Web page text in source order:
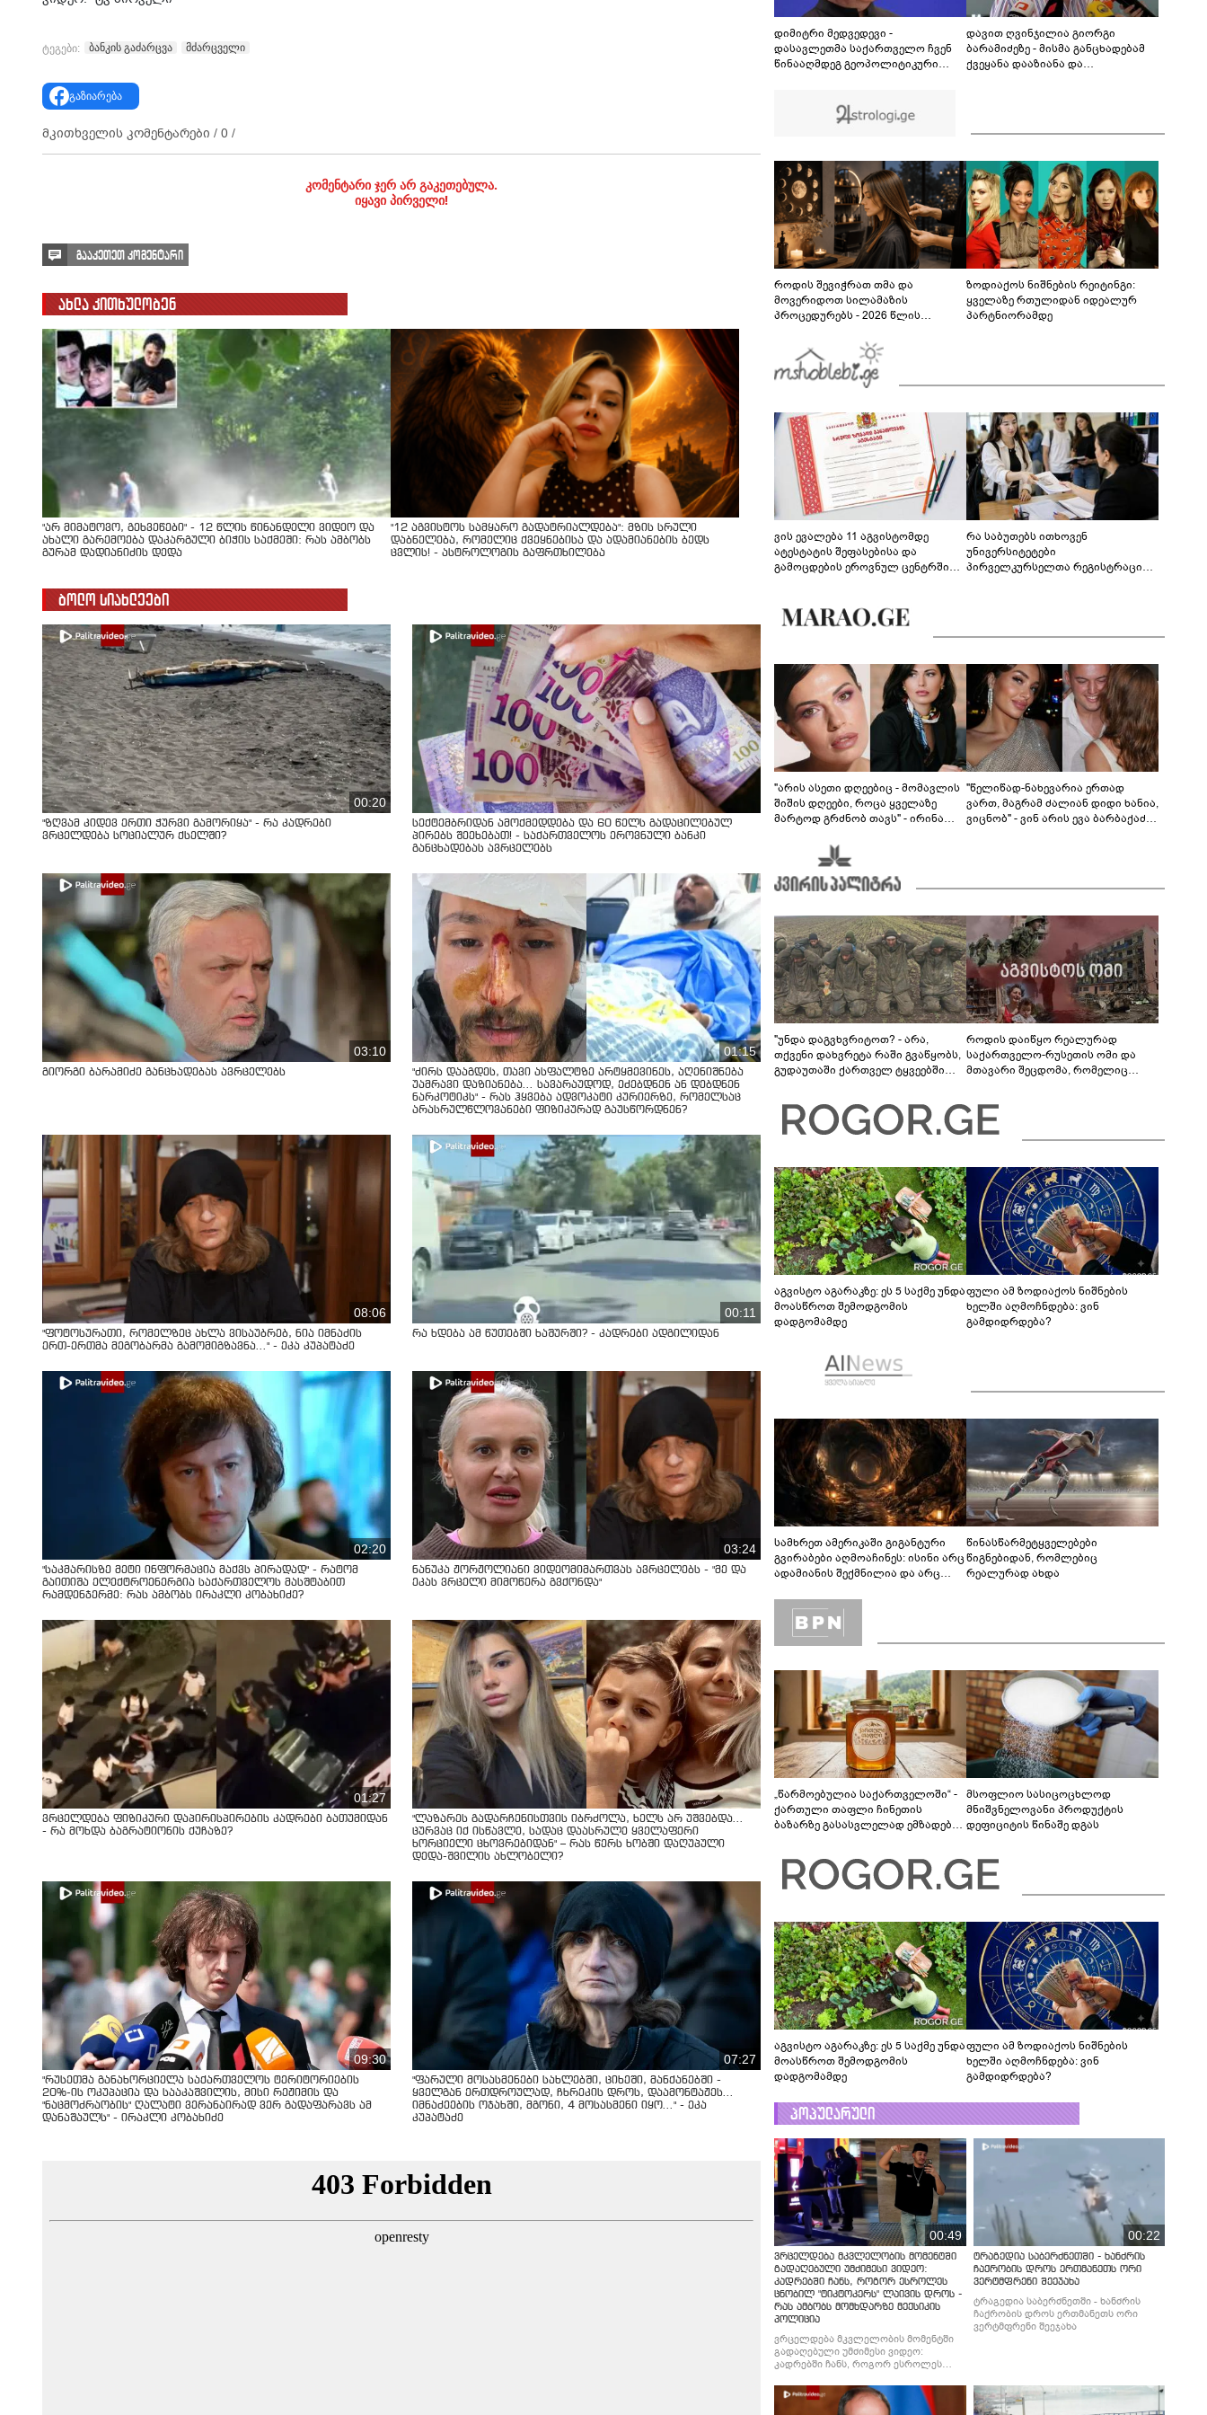
განცხადებას ავრცელებს
ტეგები: ბანკის გაძარცვა მძარცველი
გაზიარება
მკითხველის კომენტარები / 0 /
კომენტარი ჯერ არ გაკეთებულა.
იყავი პირველი!
გააკეთეთ კომენტარი
ახლა კითხულობენ
"არ მიმატოვო, გეხვეწები" - 12 წლის წინანდელი ვიდეო და
ახალი გარემოება დაკარგული ბიჭის საქმეში: რას ამბობს
გურამ დადიანიძის დედა
"12 აგვისტოს სამყარო გადატრიალდება": მზის სრული
დაბნელება, რომელიც ქვეყნებისა და ადამიანების ბედს
ცვლის! - ასტროლოგის გაფრთხილება
ბოლო სიახლეები
00:20
"ზღვამ კიდევ ერთი ჭურვი გამორიყა" - რა კადრები
ვრცელდება სოციალურ ქსელში?
სექტემბრიდან ამოქმედდება და 60 წელს გადაცილებულ
პირებს შეეხებათ! - საქართველოს ეროვნული ბანკი
განცხადებას ავრცელებს
03:10
გიორგი ბარამიძე განცხადებას ავრცელებს
01:15
"ძირს დააგდეს, თავი ასფალტზე არტყმევინეს, აღენიშნება
უამრავი დაზიანება... სავარაუდოდ, ეძებდნენ ან დებდნენ
ნარკოტიკს" - რას ჰყვება ადვოკატი კურიერზე, რომელსაც
არასრულწლოვანები ფიზიკურად გაუსწორდნენ?
08:06
"ფოტოსურათი, რომელზეც ახლა ვისაუბრებ, ნია იმნაძის
ერთ-ერთმა მეგობარმა გამომიგზავნა..." - ეკა კუპატაძე
00:11
რა ხდება ამ წუთებში ხაშურში? - კადრები ადგილიდან
02:20
"საკმარისზე მეტი ინფორმაცია მაქვს პირადად" - რატომ
გაითიშა ელექტროენერგია საქართველოს მასშტაბით
რამდენჯერმე: რას ამბობს ირაკლი კობახიძე?
03:24
ნანუკა ჟორჟოლიანი ვიდეომიმართვას ავრცელებს - "მე და
ეკას ვრცელი მიმოწერა გვქონდა"
01:27
ვრცელდება ფიზიკური დაპირისპირების კადრები ბათუმიდან
- რა მოხდა ბაგრატიონის ქუჩაზე?
"ლაზარეს გადარჩენისთვის იბრძოლა, ხელს არ უშვებდა…
ცურვაც იქ ისწავლე, სადაც დაასრულე ყველაფერი
ხორციელი ცხოვრებიდან" – რას წერს ხობში დაღუპული
დედა-შვილის ახლობელი?
09:30
"რუსეთმა განახორციელა საქართველოს ტერიტორიების
20%-ის ოკუპაცია და სააკაშვილის, მისი რეჟიმის და
"ნაცმოძრაობის" ღალატი ვერანაირად ვერ გადაფარავს ამ
დანაშაულს" - ირაკლი კობახიძე
07:27
"ფარული მოსასმენები სახლებში, ციხეში, მანქანებში -
ყველგან ერთდროულად, ჩხრეკის დროს, დაამონტაჟეს...
იმნაძეების ოჯახში, მგონი, 4 მოსასმენი იყო..." - ეკა
კუპატაძე
დიმიტრი მედვედევი -
დასავლეთმა საქართველო ჩვენ
წინააღმდეგ გეოპოლიტიკური
ეს მისთვის ხელსაყრელი იყო
დავით ღვინჯილია გიორგი
ბარამიძეზე - მისმა განცხადებამ
ქვეყანა დააზიანა და
როდის შევიჭრათ თმა და
მოვერიდოთ სილამაზის
პროცედურებს - 2026 წლის
გზამკვლევი
ზოდიაქოს ნიშნების რეიტინგი:
ყველაზე რთულიდან იდეალურ
პარტნიორამდე
ვის ევალება 11 აგვისტომდე
ატესტატის შეფასებისა და
გამოცდების ეროვნულ ცენტრში
რა საბუთებს ითხოვენ
უნივერსიტეტები
პირველკურსელთა რეგისტრაციის
"არის ასეთი დღეებიც - მომავლის
შიშის დღეები, როცა ყველაზე
მარტოდ გრძნობ თავს" - ირინა
"წელიწად-ნახევარია ერთად
ვართ, მაგრამ ძალიან დიდი ხანია,
ვიცნობ" - ვინ არის ევა ბარბაქაძის
"უნდა დაგვხვრიტოთ? - არა,
თქვენი დახვრეტა რაში გვაწყობს,
გუდაუთაში ქართველ ტყვეებში
როდის დაიწყო რეალურად
საქართველო-რუსეთის ომი და
მთავარი შეცდომა, რომელიც
აგვისტო აგარაკზე: ეს 5 საქმე უნდა
მოასწროთ შემოდგომის
დადგომამდე
ფული ამ ზოდიაქოს ნიშნების
ხელში აღმოჩნდება: ვინ
გამდიდრდება?
სამხრეთ ამერიკაში გიგანტური
გვირაბები აღმოაჩინეს: ისინი არც
ადამიანის შექმნილია და არც
ლაბირინთები?
წინასწარმეტყველებები
წიგნებიდან, რომლებიც
რეალურად ახდა
„წარმოებულია საქართველოში“ -
ქართული თაფლი ჩინეთის
ბაზარზე გასასვლელად ემზადება -
მსოფლიო სასიცოცხლოდ
მნიშვნელოვანი პროდუქტის
დეფიციტის წინაშე დგას
აგვისტო აგარაკზე: ეს 5 საქმე უნდა
მოასწროთ შემოდგომის
დადგომამდე
ფული ამ ზოდიაქოს ნიშნების
ხელში აღმოჩნდება: ვინ
გამდიდრდება?
პოპულარული
00:49
ვრცელდება მკვლელობის მომენტში
გადაღებული უმძიმესი ვიდეო:
კადრებში ჩანს, როგორ ესროლეს
ცნობილ "ტიკტოკერს" ლაივის დროს -
რას ამბობს მომხდარზე მექსიკის
პოლიცია
ვრცელდება მკვლელობის მომენტში
გადაღებული უმძიმესი ვიდეო:
კადრებში ჩანს, როგორ ესროლეს
რას ამბობს მომხდარზე მექსიკის
პოლიცია
00:22
ტრაგედია საბერძნეთში - ხანძრის
ჩაქრობის დროს ერთმანეთს ორი
ვერტმფრენი შეეჯახა
ტრაგედია საბერძნეთში - ხანძრის
ჩაქრობის დროს ერთმანეთს ორი
ვერტმფრენი შეეჯახა